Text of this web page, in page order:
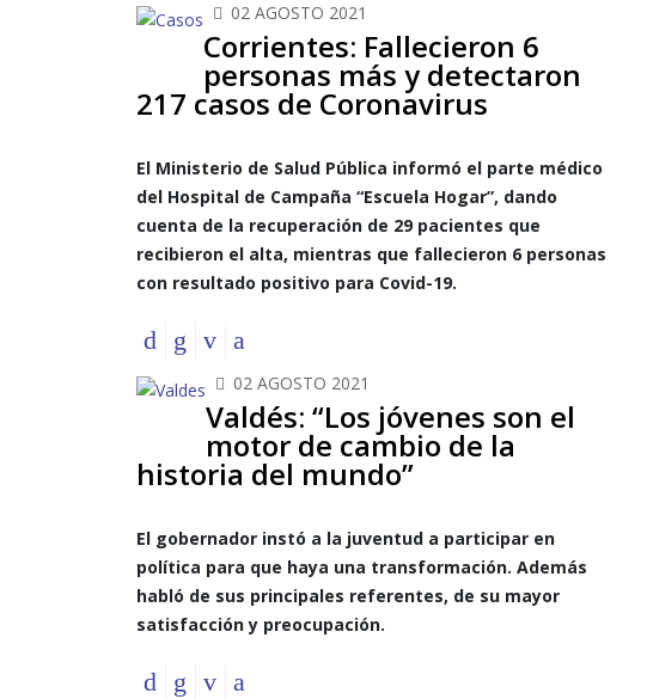
02 AGOSTO 2021
Corrientes: Fallecieron 6
personas más y detectaron
217 casos de Coronavirus
El Ministerio de Salud Pública informó el parte médico
del Hospital de Campaña “Escuela Hogar”, dando
cuenta de la recuperación de 29 pacientes que
recibieron el alta, mientras que fallecieron 6 personas
con resultado positivo para Covid-19.
02 AGOSTO 2021
Valdés: “Los jóvenes son el
motor de cambio de la
historia del mundo”
El gobernador instó a la juventud a participar en
política para que haya una transformación. Además
habló de sus principales referentes, de su mayor
satisfacción y preocupación.